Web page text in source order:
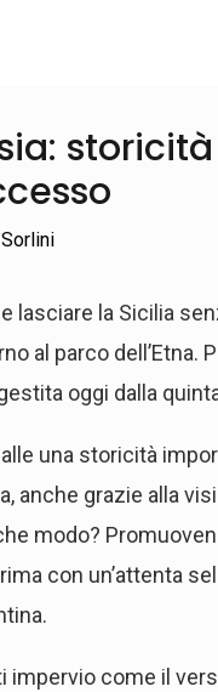
Sorlini
lasciare la Sicilia
al parco dell’Etna.
oggi dalla
una storicità
anche grazie alla
modo?
con un’attenta
impervio come il